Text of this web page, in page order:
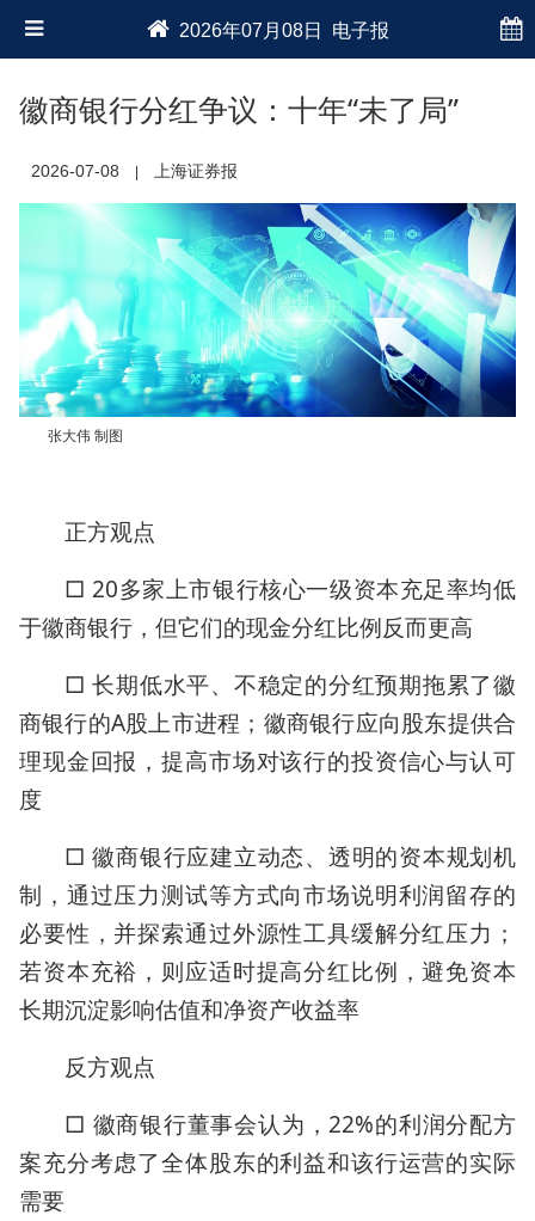
2026年07月08日 电子报
徽商银行分红争议：十年“未了局”
2026-07-08 上海证券报
张大伟 制图
正方观点
□ 20多家上市银行核心一级资本充足率均低
于徽商银行，但它们的现金分红比例反而更高
□ 长期低水平、不稳定的分红预期拖累了徽
商银行的A股上市进程；徽商银行应向股东提供合
理现金回报，提高市场对该行的投资信心与认可
度
□ 徽商银行应建立动态、透明的资本规划机
制，通过压力测试等方式向市场说明利润留存的
必要性，并探索通过外源性工具缓解分红压力；
若资本充裕，则应适时提高分红比例，避免资本
长期沉淀影响估值和净资产收益率
反方观点
□ 徽商银行董事会认为，22%的利润分配方
案充分考虑了全体股东的利益和该行运营的实际
需要